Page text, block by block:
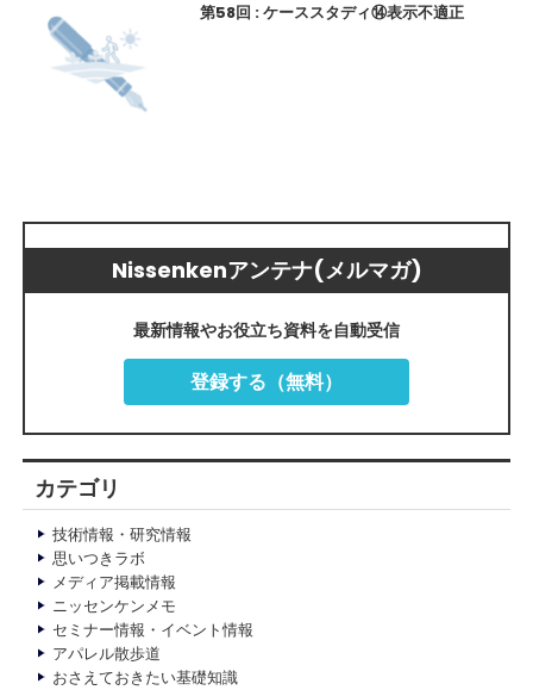
第58回 : ケーススタディ⑭表示不適正
Nissenkenアンテナ(メルマガ)
最新情報やお役立ち資料を自動受信
登録する（無料）
カテゴリ
技術情報・研究情報
思いつきラボ
メディア掲載情報
ニッセンケンメモ
セミナー情報・イベント情報
アパレル散歩道
おさえておきたい基礎知識